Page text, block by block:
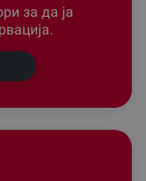
за да ја